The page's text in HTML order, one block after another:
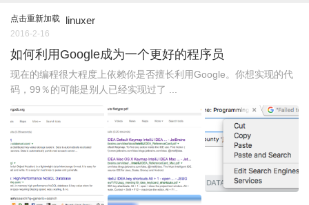
点击重新加载 linuxer
2016-2-16
如何利用Google成为一个更好的程序员
现在的编程很大程度上依赖你是否擅长利用Google。你想实现的代
码，99％的可能是别人已经实现过了 ...